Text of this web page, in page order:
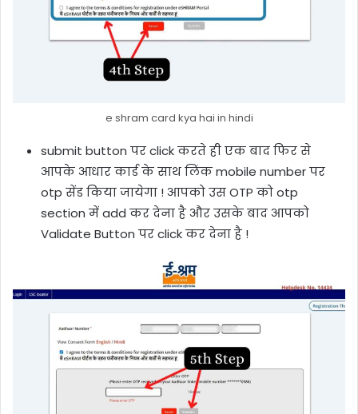
e shram card kya hai in hindi
submit button पर click करते ही एक बाद फिर से
आपके आधार कार्ड के साथ लिंक mobile number पर
otp सेंड किया जायेगा ! आपको उस OTP को otp
section में add कर देना है और उसके बाद आपको
Validate Button पर click कर देना है !